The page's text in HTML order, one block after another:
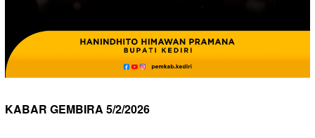
KABAR GEMBIRA 5/2/2026